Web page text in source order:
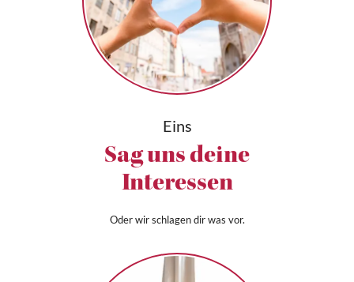
Eins
Sag uns deine
Interessen
Oder wir schlagen dir was vor.